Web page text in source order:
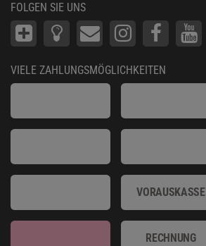
FOLGEN SIE UNS
VIELE ZAHLUNGSMÖGLICHKEITEN
VORAUSKASSE
RECHNUNG